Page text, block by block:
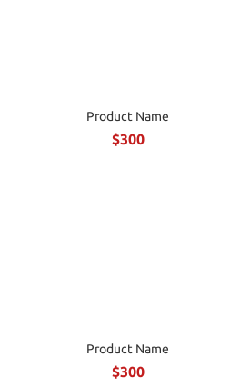
Product Name
$300
Product Name
$300